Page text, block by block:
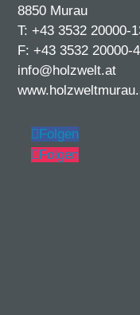
8850 Murau
T: +43 3532 20000-
F: +43 3532 20000-4
info@holzwelt.at
Folgen
Folgen